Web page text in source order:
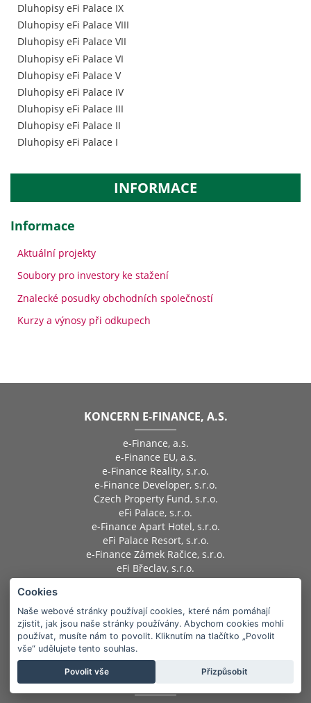
Dluhopisy eFi Palace IX
Dluhopisy eFi Palace VIII
Dluhopisy eFi Palace VII
Dluhopisy eFi Palace VI
Dluhopisy eFi Palace V
Dluhopisy eFi Palace IV
Dluhopisy eFi Palace III
Dluhopisy eFi Palace II
Dluhopisy eFi Palace I
INFORMACE
Informace
Aktuální projekty
Soubory pro investory ke stažení
Znalecké posudky obchodních společností
Kurzy a výnosy při odkupech
KONCERN E-FINANCE, A.S.
e-Finance, a.s.
e-Finance EU, a.s.
e-Finance Reality, s.r.o.
e-Finance Developer, s.r.o.
Czech Property Fund, s.r.o.
eFi Palace, s.r.o.
e-Finance Apart Hotel, s.r.o.
eFi Palace Resort, s.r.o.
e-Finance Zámek Račice, s.r.o.
eFi Břeclav, s.r.o.
eFi Sport Centrum, s.r.o.
e-Finance CZ, a.s.
EFI Pivovar, s.r.o.
EFI Hostinec, s.r.o.
EFI Byty, s.r.o.
PARTNEŘI KONCERNU:
Cookies
Naše webové stránky používají cookies, které nám pomáhají
zjistit, jak jsou naše stránky používány. Abychom cookies mohli
používat, musíte nám to povolit. Kliknutím na tlačítko „Povolit
vše“ udělujete tento souhlas.
Povolit vše Přizpůsobit